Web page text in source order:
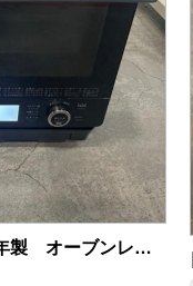
SHARP ヘルシオ 2023年製 オーブンレンジ 中古品販売